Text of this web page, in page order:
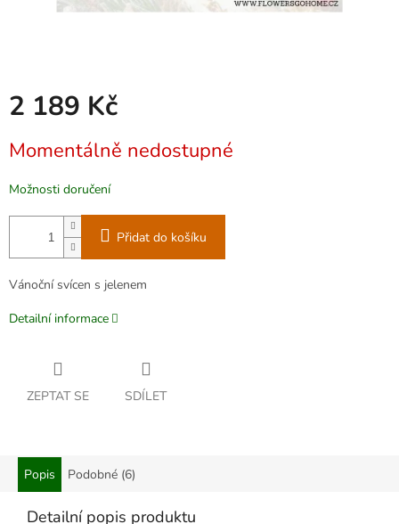
2 189 Kč
cena:
Momentálně nedostupné
Možnosti doručení
Přidat do košíku
Vánoční svícen s jelenem
Detailní informace
ZEPTAT SE SDÍLET
Popis Podobné (6)
Detailní popis produktu